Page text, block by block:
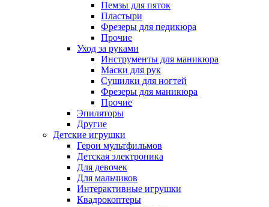
Пемзы для пяток
Пластыри
Фрезеры для педикюра
Прочие
Уход за руками
Инструменты для маникюра
Маски для рук
Сушилки для ногтей
Фрезеры для маникюра
Прочие
Эпиляторы
Другие
Детские игрушки
Герои мультфильмов
Детская электроника
Для девочек
Для мальчиков
Интерактивные игрушки
Квадрокоптеры